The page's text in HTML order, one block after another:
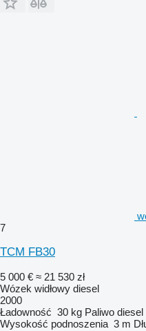
7
TCM FB30
5 000 € ≈ 21 530 zł
Wózek widłowy diesel
2000
Ładowność 30 kg Paliwo diesel
Wysokość podnoszenia 3 m